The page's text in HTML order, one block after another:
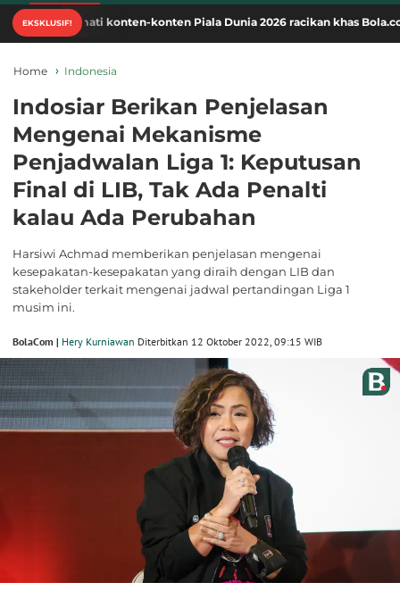
EKSKLUSIF!
konten-konten Piala Dunia 2026 racikan khas Bola.com. Klik di
Home Indonesia
Indosiar Berikan Penjelasan
Mengenai Mekanisme
Penjadwalan Liga 1: Keputusan
Final di LIB, Tak Ada Penalti
kalau Ada Perubahan
Harsiwi Achmad memberikan penjelasan mengenai
kesepakatan-kesepakatan yang diraih dengan LIB dan
stakeholder terkait mengenai jadwal pertandingan Liga 1
musim ini.
BolaCom | Hery Kurniawan Diterbitkan 12 Oktober 2022, 09:15 WIB